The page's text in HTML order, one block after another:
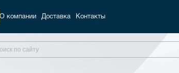
О компании Доставка Контакты